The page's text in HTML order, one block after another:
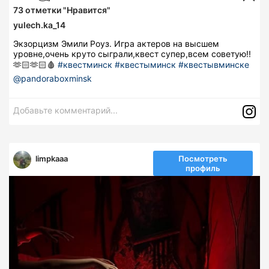
73отметки "Нравится"
yulech.ka_14
Экзорцизм Эмили Роуз. Игра актеров на высшем
уровне,очень круто сыграли,квест супер,всем советую!!
🫶🏻🫶🏻🩸 #квестминск #квестыминск #квестывминске
@pandoraboxminsk
Добавьте комментарий...
limpkaaa
Посмотреть
профиль